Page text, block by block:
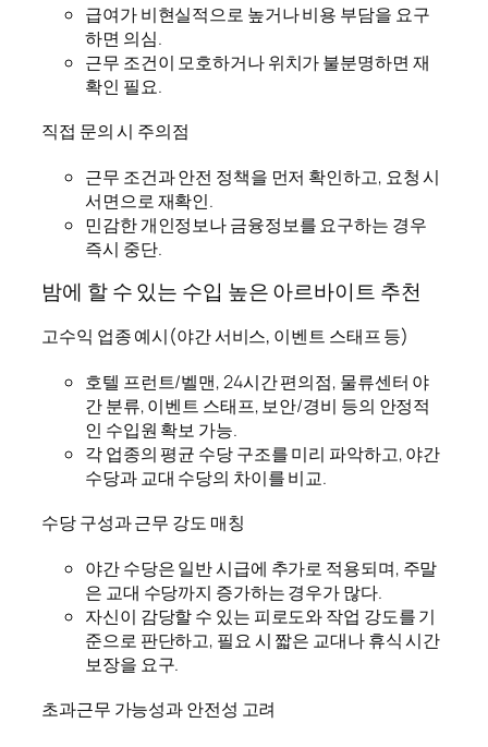
급여가 비현실적으로 높거나 비용 부담을 요구
하면 의심.
근무 조건이 모호하거나 위치가 불분명하면 재
확인 필요.
직접 문의 시 주의점
근무 조건과 안전 정책을 먼저 확인하고, 요청 시
서면으로 재확인.
민감한 개인정보나 금융정보를 요구하는 경우
즉시 중단.
밤에 할 수 있는 수입 높은 아르바이트 추천
고수익 업종 예시(야간 서비스, 이벤트 스태프 등)
호텔 프런트/벨맨, 24시간 편의점, 물류센터 야
간 분류, 이벤트 스태프, 보안/경비 등의 안정적
인 수입원 확보 가능.
각 업종의 평균 수당 구조를 미리 파악하고, 야간
수당과 교대 수당의 차이를 비교.
수당 구성과 근무 강도 매칭
야간 수당은 일반 시급에 추가로 적용되며, 주말
은 교대 수당까지 증가하는 경우가 많다.
자신이 감당할 수 있는 피로도와 작업 강도를 기
준으로 판단하고, 필요 시 짧은 교대나 휴식 시간
보장을 요구.
초과근무 가능성과 안전성 고려